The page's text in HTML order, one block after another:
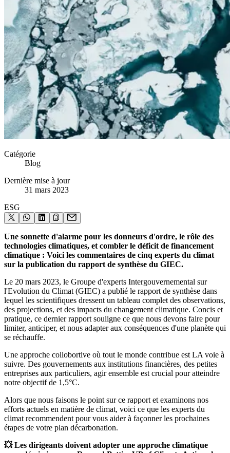
Catégorie
Blog
Dernière mise à jour
31 mars 2023
ESG
Une sonnette d'alarme pour les donneurs d'ordre, le rôle des
technologies climatiques, et combler le déficit de financement
climatique : Voici les commentaires de cinq experts du climat
sur la publication du rapport de synthèse du GIEC.
Le 20 mars 2023, le Groupe d'experts Intergouvernemental sur
l'Evolution du Climat (GIEC) a publié le rapport de synthèse dans
lequel les scientifiques dressent un tableau complet des observations,
des projections, et des impacts du changement climatique. Concis et
pratique, ce dernier rapport souligne ce que nous devons faire pour
limiter, anticiper, et nous adapter aux conséquences d'une planète qui
se réchauffe.
Une approche collobortive où tout le monde contribue est LA voie à
suivre. Des gouvernements aux institutions financières, des petites
entreprises aux particuliers, agir ensemble est crucial pour atteindre
notre objectif de 1,5°C.
Alors que nous faisons le point sur ce rapport et examinons nos
efforts actuels en matière de climat, voici ce que les experts du
climat recommendent pour vous aider à façonner les prochaines
étapes de votre plan décarbonation.
💥 Les dirigeants doivent adopter une approche climatique